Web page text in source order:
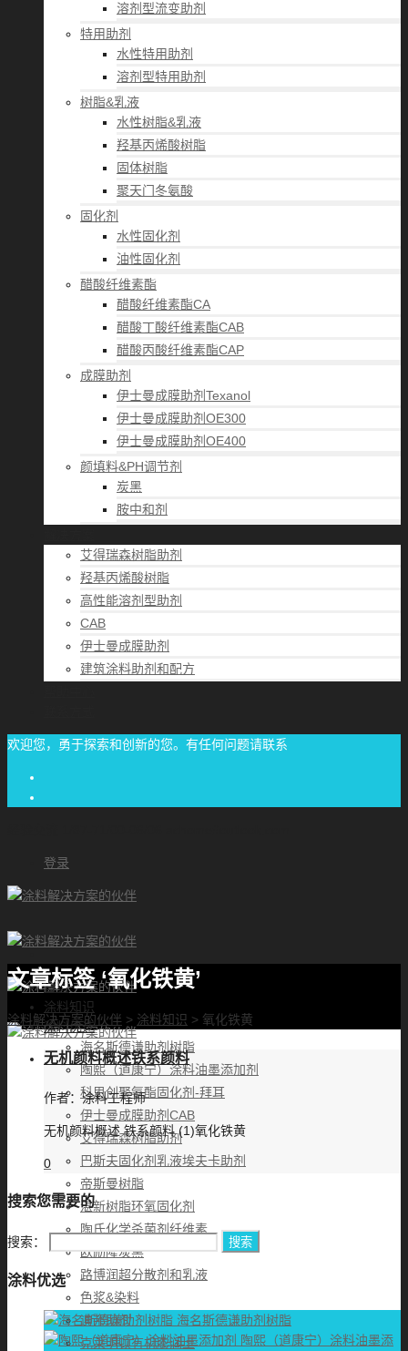
溶剂型流变助剂
特用助剂
水性特用助剂
溶剂型特用助剂
树脂&乳液
水性树脂&乳液
羟基丙烯酸树脂
固体树脂
聚天门冬氨酸
固化剂
水性固化剂
油性固化剂
醋酸纤维素酯
醋酸纤维素酯CA
醋酸丁酸纤维素酯CAB
醋酸丙酸纤维素酯CAP
成膜助剂
伊士曼成膜助剂Texanol
伊士曼成膜助剂OE300
伊士曼成膜助剂OE400
颜填料&PH调节剂
炭黑
胺中和剂
艾得瑞森树脂助剂
羟基丙烯酸树脂
高性能溶剂型助剂
CAB
伊士曼成膜助剂
建筑涂料助剂和配方
欢迎您，勇于探索和创新的您。有任何问题请联系
登录
首页
涂料知识
涂料优选
海名斯德谦助剂树脂
陶熙（道康宁）涂料油墨添加剂
科思创聚氨酯固化剂-拜耳
伊士曼成膜助剂CAB
艾得瑞森树脂助剂
巴斯夫固化剂乳液埃夫卡助剂
帝斯曼树脂
湛新树脂环氧固化剂
陶氏化学杀菌剂纤维素
欧励隆炭黑
路博润超分散剂和乳液
色浆&染料
迪邦助剂
克莱明顿有机膨润土
文章标签 ‘氧化铁黄’
涂料解决方案的伙伴 > 涂料知识 > 氧化铁黄
无机颜料概述铁系颜料
作者：涂料工程师
无机颜料概述 铁系颜料 (1)氧化铁黄
0
搜索您需要的
搜索：
涂料优选
海名斯德谦助剂树脂
陶熙（道康宁）涂料油墨添